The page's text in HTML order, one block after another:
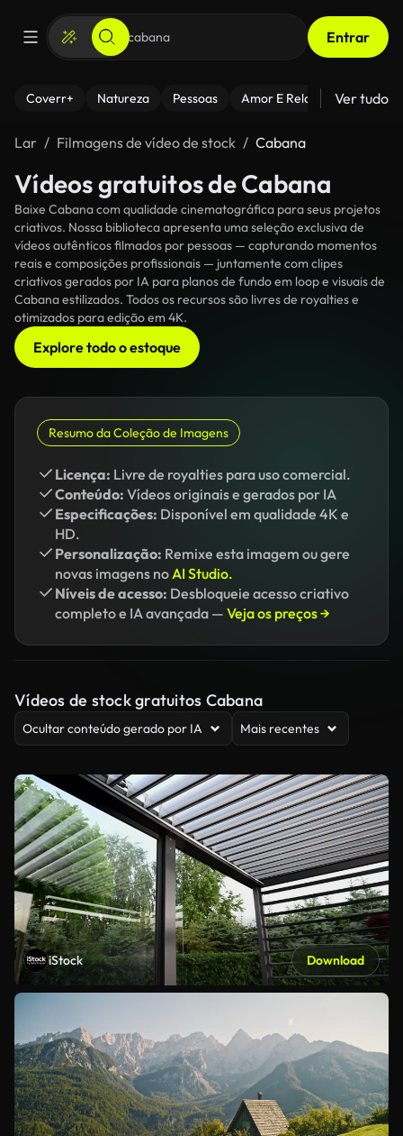
Entrar
Coverr+ Natureza Pessoas Amor E Relacionamentos
Ver tudo
Lar Filmagens de vídeo de stock Cabana
Vídeos gratuitos de Cabana
Baixe Cabana com qualidade cinematográfica para seus projetos
criativos. Nossa biblioteca apresenta uma seleção exclusiva de
vídeos autênticos filmados por pessoas — capturando momentos
reais e composições profissionais — juntamente com clipes
criativos gerados por IA para planos de fundo em loop e visuais de
Cabana estilizados. Todos os recursos são livres de royalties e
otimizados para edição em 4K.
Explore todo o estoque
Resumo da Coleção de Imagens
Licença: Livre de royalties para uso comercial.
Conteúdo: Vídeos originais e gerados por IA
Especificações: Disponível em qualidade 4K e
HD.
Personalização: Remixe esta imagem ou gere
novas imagens noAI Studio.
Níveis de acesso: Desbloqueie acesso criativo
completo e IA avançada — Veja os preços →
Vídeos de stock gratuitos Cabana
Ocultar conteúdo gerado por IA Mais recentes
iStock Download